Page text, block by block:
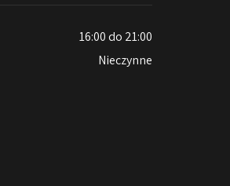
16:00 do 21:00
Nieczynne